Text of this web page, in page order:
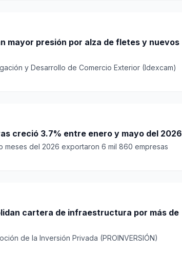
mayor presión por alza de fletes y nuevos
y Desarrollo de Comercio Exterior (Idexcam)
creció 3.7% entre enero y mayo del 2026
meses del 2026 exportaron 6 mil 860 empresas
cartera de infraestructura por más de
de la Inversión Privada (PROINVERSIÓN)